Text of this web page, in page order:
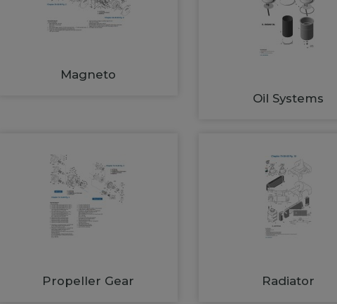
Magneto
Oil Systems
Propeller Gear Radiator